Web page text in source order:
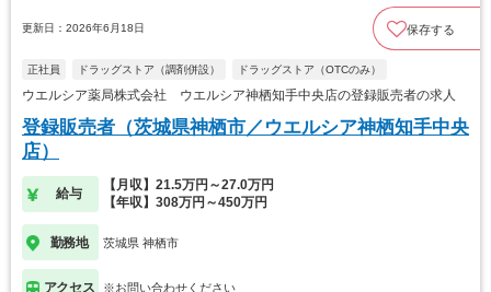
更新日：2026年6月18日 保存する
正社員 ドラッグストア（調剤併設） ドラッグストア（OTCのみ）
ウエルシア薬局株式会社 ウエルシア神栖知手中央店の登録販売者の求人
登録販売者（茨城県神栖市／ウエルシア神栖知手中央
店）
給与
【月収】21.5万円～27.0万円
【年収】308万円～450万円
勤務地 茨城県 神栖市
アクセス ※お問い合わせください